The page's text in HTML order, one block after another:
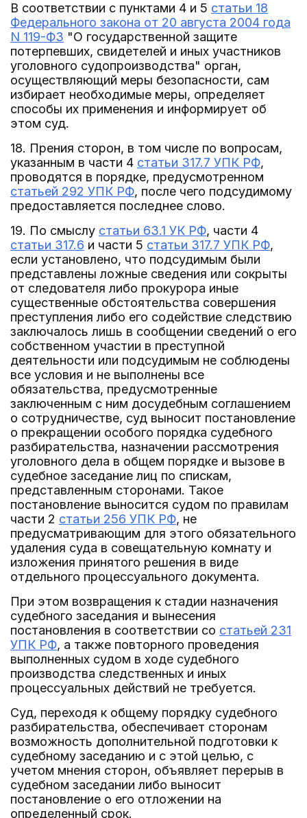
В соответствии с пунктами 4 и 5 статьи 18
Федерального закона от 20 августа 2004 года
N 119-ФЗ "О государственной защите
потерпевших, свидетелей и иных участников
уголовного судопроизводства" орган,
осуществляющий меры безопасности, сам
избирает необходимые меры, определяет
способы их применения и информирует об
этом суд.
18. Прения сторон, в том числе по вопросам,
указанным в части 4 статьи 317.7 УПК РФ,
проводятся в порядке, предусмотренном
статьей 292 УПК РФ, после чего подсудимому
предоставляется последнее слово.
19. По смыслу статьи 63.1 УК РФ, части 4
статьи 317.6 и части 5 статьи 317.7 УПК РФ,
если установлено, что подсудимым были
представлены ложные сведения или сокрыты
от следователя либо прокурора иные
существенные обстоятельства совершения
преступления либо его содействие следствию
заключалось лишь в сообщении сведений о его
собственном участии в преступной
деятельности или подсудимым не соблюдены
все условия и не выполнены все
обязательства, предусмотренные
заключенным с ним досудебным соглашением
о сотрудничестве, суд выносит постановление
о прекращении особого порядка судебного
разбирательства, назначении рассмотрения
уголовного дела в общем порядке и вызове в
судебное заседание лиц по спискам,
представленным сторонами. Такое
постановление выносится судом по правилам
части 2 статьи 256 УПК РФ, не
предусматривающим для этого обязательного
удаления суда в совещательную комнату и
изложения принятого решения в виде
отдельного процессуального документа.
При этом возвращения к стадии назначения
судебного заседания и вынесения
постановления в соответствии со статьей 231
УПК РФ, а также повторного проведения
выполненных судом в ходе судебного
производства следственных и иных
процессуальных действий не требуется.
Суд, переходя к общему порядку судебного
разбирательства, обеспечивает сторонам
возможность дополнительной подготовки к
судебному заседанию и с этой целью, с
учетом мнения сторон, объявляет перерыв в
судебном заседании либо выносит
постановление о его отложении на
определенный срок.